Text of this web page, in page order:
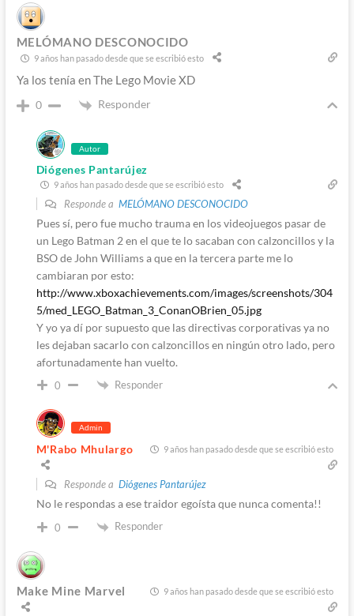
MELÓMANO DESCONOCIDO
9 años han pasado desde que se escribió esto
Ya los tenía en The Lego Movie XD
0 Responder
Autor
Diógenes Pantarújez
9 años han pasado desde que se escribió esto
Responde a MELÓMANO DESCONOCIDO
Pues sí, pero fue mucho trauma en los videojuegos pasar de
un Lego Batman 2 en el que te lo sacaban con calzoncillos y la
BSO de John Williams a que en la tercera parte me lo
cambiaran por esto:
http://www.xboxachievements.com/images/screenshots/304
5/med_LEGO_Batman_3_ConanOBrien_05.jpg
Y yo ya dí por supuesto que las directivas corporativas ya no
les dejaban sacarlo con calzoncillos en ningún otro lado, pero
afortunadamente han vuelto.
0 Responder
Admin
M'Rabo Mhulargo 9 años han pasado desde que se escribió esto
Responde a Diógenes Pantarújez
No le respondas a ese traidor egoísta que nunca comenta!!
0 Responder
Make Mine Marvel 9 años han pasado desde que se escribió esto